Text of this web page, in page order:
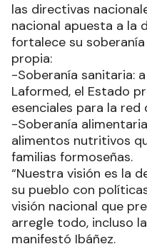
las directivas
nacional apuesta a la
fortalece su
propia:
-Soberanía sanitaria:
Laformed, el Estado
esenciales para la red
-Soberanía
alimentos nutritivos
familias formoseñas.
“Nuestra visión es la
su pueblo con
visión nacional que
arregle todo, incluso
manifestó Ibáñez.